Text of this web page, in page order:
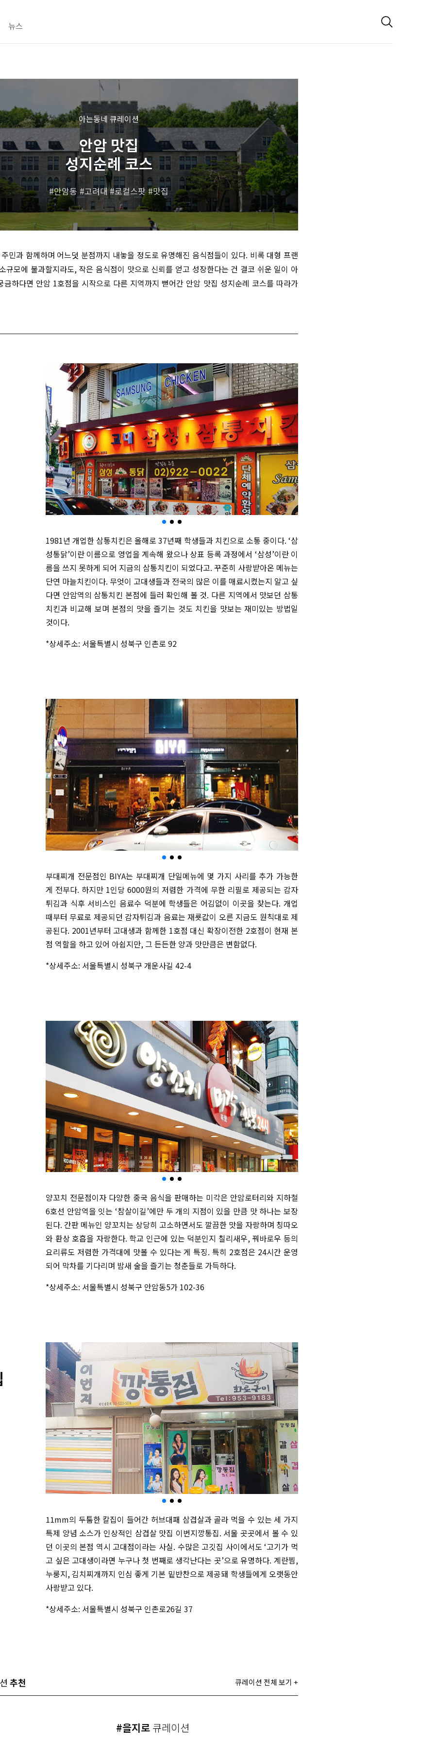
뉴스
아는동네 큐레이션
안암 맛집
성지순례 코스
안암동 고려대 로컬스팟 맛집
민과 함께하며 어느덧 분점까지 내놓을 정도로 유명해진 음식점들이 있다. 비록 대형 프랜
규모에 불과할지라도, 작은 음식점이 맛으로 신뢰를 얻고 성장한다는 건 결코 쉬운 일이 아
금하다면 안암 1호점을 시작으로 다른 지역까지 뻗어간 안암 맛집 성지순례 코스를 따라가
1981년 개업한 삼통치킨은 올해로 37년째 학생들과 치킨으로 소통 중이다. ‘삼
성통닭’이란 이름으로 영업을 계속해 왔으나 상표 등록 과정에서 ‘삼성’이란 이
름을 쓰지 못하게 되어 지금의 삼통치킨이 되었다고. 꾸준히 사랑받아온 메뉴는
단연 마늘치킨이다. 무엇이 고대생들과 전국의 많은 이를 매료시켰는지 알고 싶
다면 안암역의 삼통치킨 본점에 들러 확인해 볼 것. 다른 지역에서 맛보던 삼통
치킨과 비교해 보며 본점의 맛을 즐기는 것도 치킨을 맛보는 재미있는 방법일
것이다.
*상세주소: 서울특별시 성북구 인촌로 92
부대찌개 전문점인 BIYA는 부대찌개 단일메뉴에 몇 가지 사리를 추가 가능한
게 전부다. 하지만 1인당 6000원의 저렴한 가격에 무한 리필로 제공되는 감자
튀김과 식후 서비스인 음료수 덕분에 학생들은 어김없이 이곳을 찾는다. 개업
때부터 무료로 제공되던 감자튀김과 음료는 재룟값이 오른 지금도 원칙대로 제
공된다. 2001년부터 고대생과 함께한 1호점 대신 확장이전한 2호점이 현재 본
점 역할을 하고 있어 아쉽지만, 그 든든한 양과 맛만큼은 변함없다.
*상세주소: 서울특별시 성북구 개운사길 42-4
양꼬치 전문점이자 다양한 중국 음식을 판매하는 미각은 안암로터리와 지하철
6호선 안암역을 잇는 ‘참살이길’에만 두 개의 지점이 있을 만큼 맛 하나는 보장
된다. 간판 메뉴인 양꼬치는 상당히 고소하면서도 깔끔한 맛을 자랑하며 칭따오
와 환상 호흡을 자랑한다. 학교 인근에 있는 덕분인지 칠리새우, 꿔바로우 등의
요리류도 저렴한 가격대에 맛볼 수 있다는 게 특징. 특히 2호점은 24시간 운영
되어 막차를 기다리며 밤새 술을 즐기는 청춘들로 가득하다.
*상세주소: 서울특별시 성북구 안암동5가 102-36
11mm의 두툼한 칼집이 들어간 허브대패 삼겹살과 골라 먹을 수 있는 세 가지
특제 양념 소스가 인상적인 삼겹살 맛집 이번지깡통집. 서울 곳곳에서 볼 수 있
던 이곳의 본점 역시 고대점이라는 사실. 수많은 고깃집 사이에서도 ‘고기가 먹
고 싶은 고대생이라면 누구나 첫 번째로 생각난다는 곳’으로 유명하다. 계란찜,
누룽지, 김치찌개까지 인심 좋게 기본 밑반찬으로 제공돼 학생들에게 오랫동안
사랑받고 있다.
*상세주소: 서울특별시 성북구 인촌로26길 37
추천 큐레이션 전체 보기 +
#을지로 큐레이션